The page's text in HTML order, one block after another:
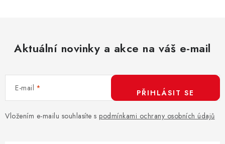
Aktuální novinky a akce na váš e-mail
E-mail
Vložením e-mailu souhlasíte s podmínkami ochrany osobních údajů
PŘIHLÁSIT SE